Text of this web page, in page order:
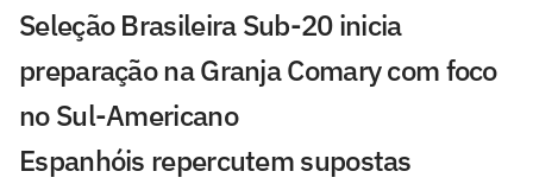
Seleção Brasileira Sub-20 inicia
preparação na Granja Comary com foco
no Sul-Americano
Espanhóis repercutem supostas